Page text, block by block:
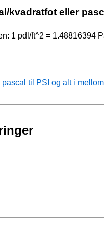
kvadratfot eller
1 pdl/ft^2 = 1.48816394
til PSI og alt i mellom